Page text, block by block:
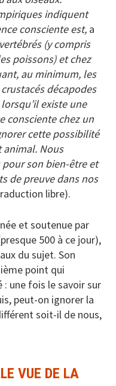
indiquent
consciente est, a
(y compris
poissons) et chez
au minimum, les
décapodes
existe une
consciente chez un
cette possibilité
animal. Nous
son bien-être et
de preuve dans nos
libre).
et soutenue par
500 à ce jour),
du sujet. Son
point qui
une fois le savoir sur
peut-on ignorer la
soit-il de nous,
VUE DE LA